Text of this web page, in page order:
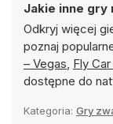
Jakie inne gry
Odkryj więcej
poznaj
– Vegas, Fly
dostępne do
Kategoria: Gry